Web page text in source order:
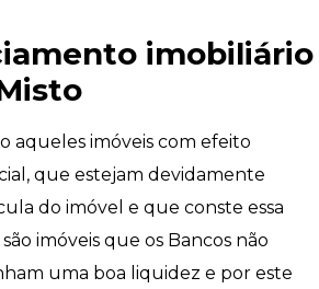
imobiliário
aqueles imóveis com efeito
que estejam devidamente
do imóvel e que conste essa
imóveis que os Bancos não
uma boa liquidez e por este